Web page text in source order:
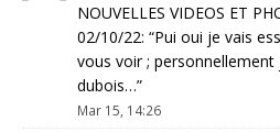
NOUVELLES VIDEOS ET
02/10/22: “Pui oui je vais
vous voir ;
dubois…”
Mar 15, 14:26